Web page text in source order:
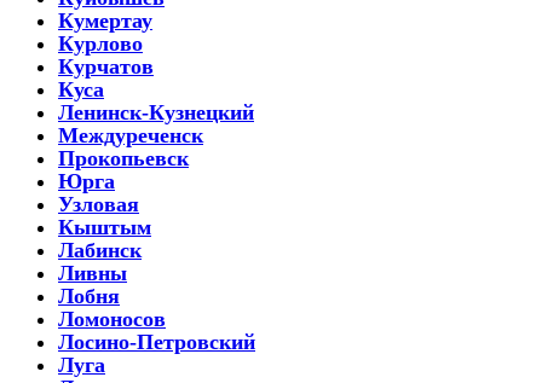
Кумертау
Курлово
Курчатов
Куса
Ленинск-Кузнецкий
Междуреченск
Прокопьевск
Юрга
Узловая
Кыштым
Лабинск
Ливны
Лобня
Ломоносов
Лосино-Петровский
Луга